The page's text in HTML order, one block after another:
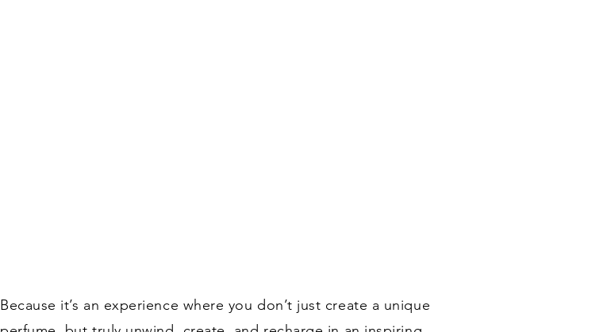
Because it’s an experience where you don’t just create a unique